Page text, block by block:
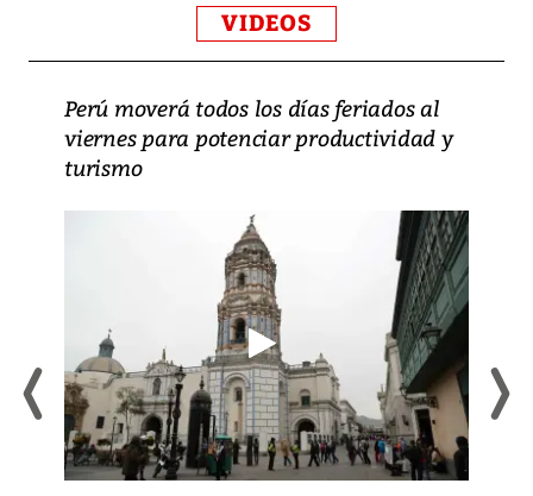
VIDEOS
Perú moverá todos los días feriados al
viernes para potenciar productividad y
turismo